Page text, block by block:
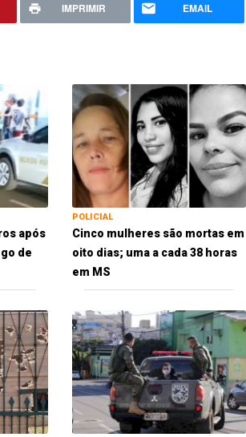
IMPRIMIR EMAIL
após
de
POLICIAL
Cinco mulheres são mortas em
oito dias; uma a cada 38 horas
em MS